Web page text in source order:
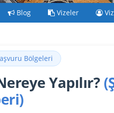
Blog Vizeler
Bölgeleri
Yapılır?